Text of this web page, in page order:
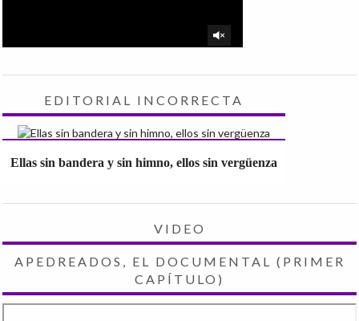
EDITORIAL INCORRECTA
Ellas sin bandera y sin himno, ellos sin vergüenza
VIDEO
APEDREADOS, EL DOCUMENTAL (PRIMER
CAPÍTULO)